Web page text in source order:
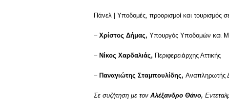
Πάνελ | Υποδομές, προορισμοί και τουρισμός
– Χρίστος Δήμας, Υπουργός Υποδομών και
– Νίκος Χαρδαλιάς, Περιφερειάρχης Αττικής
– Παναγιώτης Σταμπουλίδης, Αναπληρωτής
Σε συζήτηση με τον Αλέξανδρο Θάνο,